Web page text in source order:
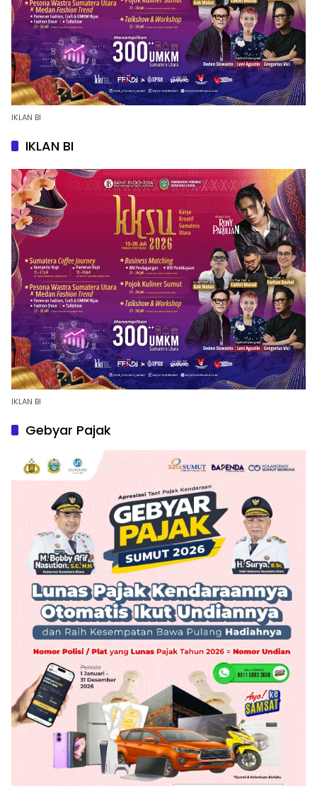
IKLAN BI
IKLAN BI
IKLAN BI
Gebyar Pajak